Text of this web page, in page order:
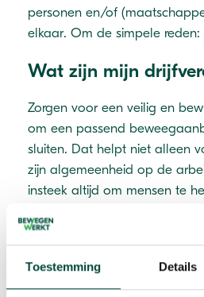
Toestemming Details
personen en/of
elkaar. Om de simpele reden:
Wat zijn mijn
Zorgen voor een veilig en
om een passend
sluiten. Dat helpt niet alleen
zijn algemeenheid op de
insteek altijd om mensen te
intrinsieke motivatie zoveel
Waar word ik blij